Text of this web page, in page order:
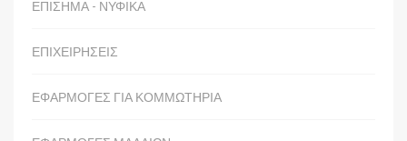
ΕΠΙΣΗΜΑ - ΝΥΦΙΚΑ
ΕΠΙΧΕΙΡΗΣΕΙΣ
ΕΦΑΡΜΟΓΕΣ ΓΙΑ ΚΟΜΜΩΤΗΡΙΑ